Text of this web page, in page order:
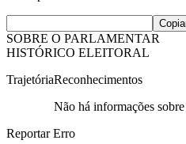
SOBRE O PARLAMENTAR
HISTÓRICO ELEITORAL
TrajetóriaReconhecimentos
Não há informações
Reportar Erro